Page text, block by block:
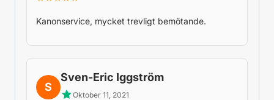
Kanonservice, mycket trevligt bemötande.
S
Sven-Eric Iggström
Oktober 11, 2021